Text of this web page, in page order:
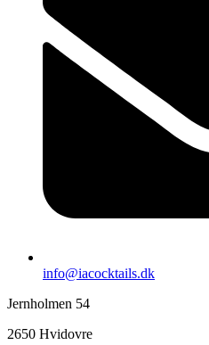
info@iacocktails.dk
Jernholmen 54
2650 Hvidovre